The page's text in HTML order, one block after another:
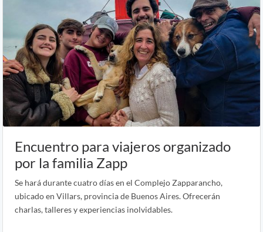
Encuentro para viajeros organizado
por la familia Zapp
Se hará durante cuatro días en el Complejo Zapparancho,
ubicado en Villars, provincia de Buenos Aires. Ofrecerán
charlas, talleres y experiencias inolvidables.